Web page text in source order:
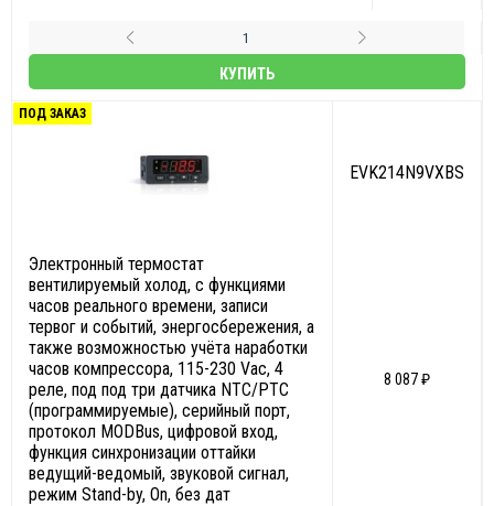
КУПИТЬ
ПОД ЗАКАЗ
EVK214N9VXBS
Электронный термостат
вентилируемый холод, с функциями
часов реального времени, записи
тервог и событий, энергосбережения, а
также возможностью учёта наработки
часов компрессора, 115-230 Vac, 4
реле, под под три датчика NTC/PTC
(программируемые), серийный порт,
протокол MODBus, цифровой вход,
функция синхронизации оттайки
ведущий-ведомый, звуковой сигнал,
режим Stand-by, On, без дат
8 087 ₽